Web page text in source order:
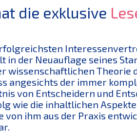
die exklusive
in der Neuauflage seines
wissenschaftlichen
angesichts der immer
von Entscheidern und
wie die inhaltlichen
von ihm aus der Praxis